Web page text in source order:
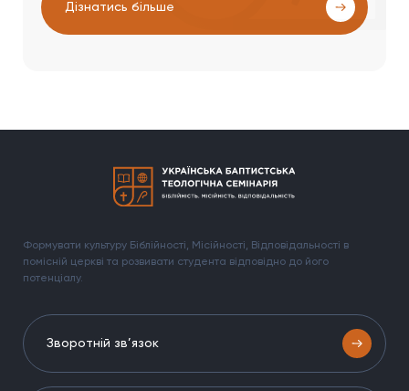
Дізнатись більше
Формувати культуру Біблійності, Місійності, Відповідальності в
помісній церкві та розвивати студента відповідно до його
потенціалу.
Зворотній зв’язок